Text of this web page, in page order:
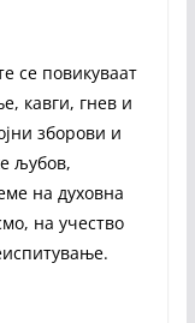
се повикуваат
кавги, гнев и
зборови и
љубов,
на духовна
на учество